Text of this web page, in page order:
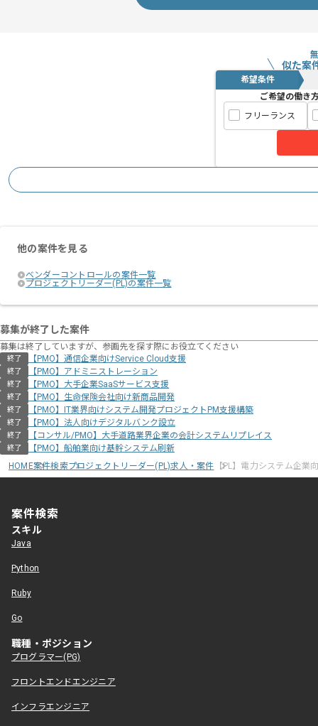
似た案
希望条件
ご希望の働き
フリーランス
他の案件を見る
ベンダーコントロールの案件一覧
プロジェクトリーダー(PL)の案件一覧
募集が終了した案件
募集は終了していますが、参画先を探す際にお役立てください
終了 【PMO】通信企業向けService Cloud支援
終了 【PMO】アドミニストレーション
終了 【PMO】大手企業SaaSサービス支援
終了 【PMO】生命保険会社向け新商品開発
終了 【PMO】IT業界向けシステム開発プロジェクトPM支援構築
終了 【PMO】法人向けデジタルバンク設立
終了 【コンサル/PMO】大手道路業界企業の会計システムリプレイス
終了
【PMO】船舶業向け基幹システム刷新
HOME案件検索プロジェクトリーダー(PL)求人・案件 【PL】電力システム企業
案件検索
スキル
Java
Python
Ruby
Go
職種・ポジション
プログラマー(PG)
フロントエンドエンジニア
インフラエンジニア